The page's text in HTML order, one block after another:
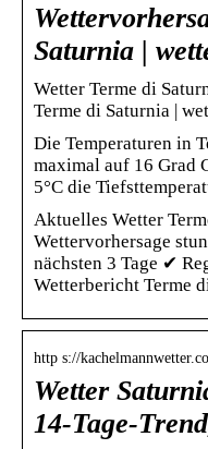
Saturnia |
Wetter Terme di
Terme di Saturnia |
Die Temperaturen in
maximal auf 16 Grad
5°C die
Aktuelles Wetter
Wettervorhersage
nächsten 3 Tage ✔
Wetterbericht Terme
http s://
Wetter
14-Tage-